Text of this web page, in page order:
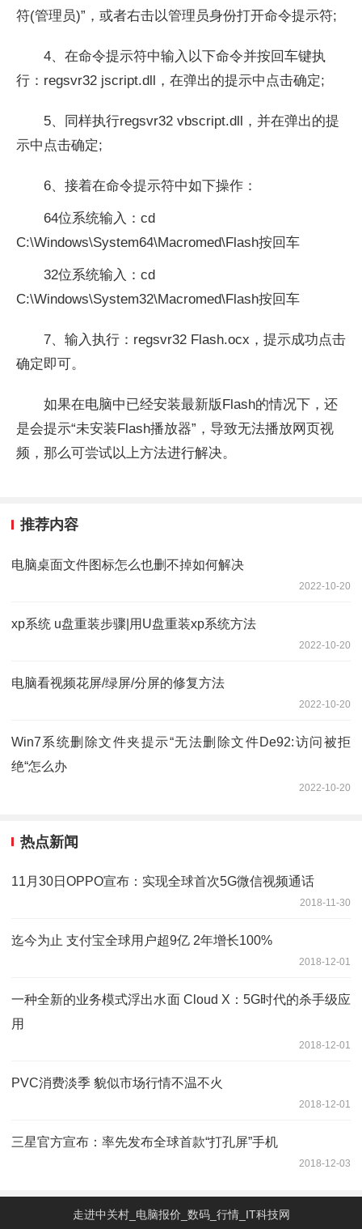
符(管理员)”，或者右击以管理员身份打开命令提示符;
4、在命令提示符中输入以下命令并按回车键执
行：regsvr32 jscript.dll，在弹出的提示中点击确定;
5、同样执行regsvr32 vbscript.dll，并在弹出的提
示中点击确定;
6、接着在命令提示符中如下操作：
64位系统输入：cd
C:\Windows\System64\Macromed\Flash按回车
32位系统输入：cd
C:\Windows\System32\Macromed\Flash按回车
7、输入执行：regsvr32 Flash.ocx，提示成功点击
确定即可。
如果在电脑中已经安装最新版Flash的情况下，还
是会提示“未安装Flash播放器”，导致无法播放网页视
频，那么可尝试以上方法进行解决。
推荐内容
电脑桌面文件图标怎么也删不掉如何解决
2022-10-20
xp系统 u盘重装步骤|用U盘重装xp系统方法
2022-10-20
电脑看视频花屏/绿屏/分屏的修复方法
2022-10-20
Win7系统删除文件夹提示“无法删除文件De92:访问被拒
绝“怎么办
2022-10-20
热点新闻
11月30日OPPO宣布：实现全球首次5G微信视频通话
2018-11-30
迄今为止 支付宝全球用户超9亿 2年增长100%
2018-12-01
一种全新的业务模式浮出水面 Cloud X：5G时代的杀手级应
用
2018-12-01
PVC消费淡季 貌似市场行情不温不火
2018-12-01
三星官方宣布：率先发布全球首款“打孔屏”手机
2018-12-03
走进中关村_电脑报价_数码_行情_IT科技网